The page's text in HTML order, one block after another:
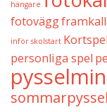
hängare
fotovägg
inför skolstart
personliga spel
sommarpyssel